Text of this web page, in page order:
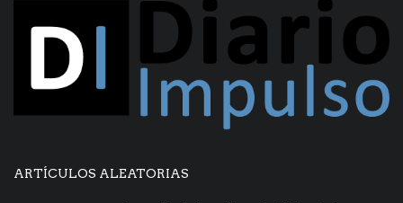
ARTÍCULOS ALEATORIAS